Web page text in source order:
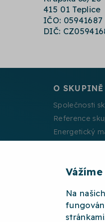
Na
415 01 Teplice
IČO: 05941687
DIČ:
O SKUPINĚ
Společnosti
Reference
Energetický
2026 ©